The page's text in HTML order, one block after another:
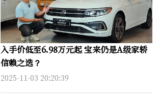
入手价低至6.98万元起 宝来仍是A级家轿
信赖之选？
2025-11-03 20:20:39